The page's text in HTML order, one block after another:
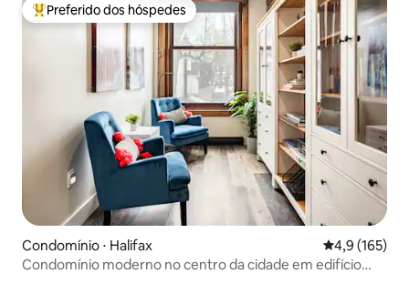
Entre os melhores preferidos dos hóspedes
Preferido dos hóspedes
Condomínio ⋅ Halifax 4,9 de uma
4,9 (165)
Condomínio moderno no centro da cidade em edifício